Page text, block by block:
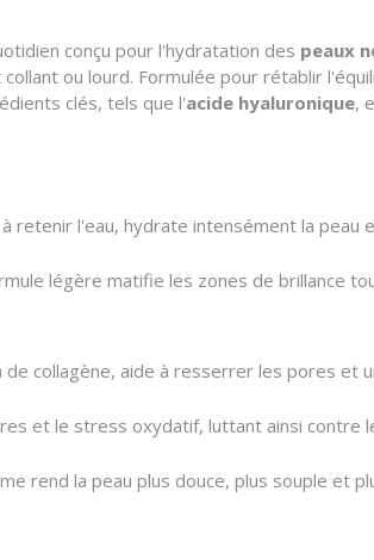
conçu pour l'hydratation des peaux
ou lourd. Formulée pour rétablir
clés, tels que l'acide hyaluronique,
à retenir l'eau, hydrate intensément la
légère matifie les zones de brillance
de collagène, aide à resserrer les pores et
et le stress oxydatif, luttant ainsi contre
rend la peau plus douce, plus souple et